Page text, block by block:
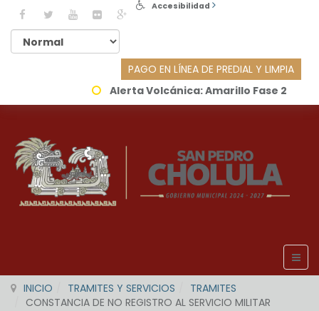
Accesibilidad
PAGO EN LÍNEA DE PREDIAL Y LIMPIA
Alerta Volcánica:Amarillo Fase 2
INICIO TRAMITES Y SERVICIOS
TRAMITES
CONSTANCIA DE NO REGISTRO AL SERVICIO MILITAR